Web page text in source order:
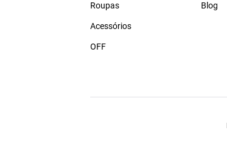
Roupas
Acessórios
OFF
Blog